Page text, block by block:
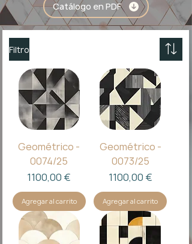
Catálogo en PDF
Filtro
Geométrico -
0074/25
Precio
1100,00 €
Agregar al carrito
Geométrico -
0073/25
Precio
1100,00 €
Agregar al carrito